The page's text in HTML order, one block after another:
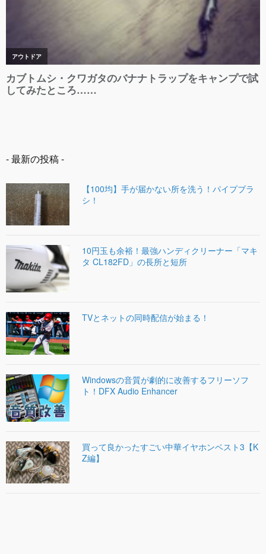
- 最新の投稿 -
【100均】手が届かない所を洗う！パイプブラ
シ！
10円玉も余裕！最強ハンディクリーナー「マキ
タ CL182FD」の長所と短所
TVとネットの同時配信が始まる！
Windowsの音質が劇的に改善するフリーソフ
ト！DFX Audio Enhancer
買って良かったすごい中華イヤホンベスト3【K
Z編】